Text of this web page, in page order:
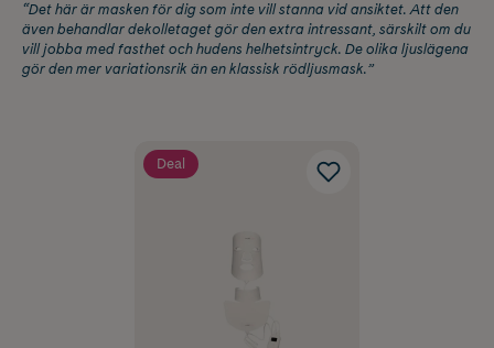
“Det här är masken för dig som inte vill stanna vid ansiktet. Att den
även behandlar dekolletaget gör den extra intressant, särskilt om du
vill jobba med fasthet och hudens helhetsintryck. De olika ljuslägena
gör den mer variationsrik än en klassisk rödljusmask.”
Deal